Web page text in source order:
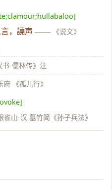
，譊声 —— 《说文》
书·儒林传》注
府 《孤儿行》
雀山·汉 墓竹简《孙子兵法》